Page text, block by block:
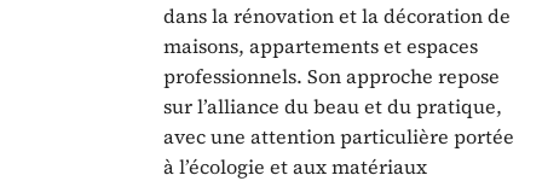
dans la rénovation et la décoration de
maisons, appartements et espaces
professionnels. Son approche repose
sur l’alliance du beau et du pratique,
avec une attention particulière portée
à l’écologie et aux matériaux